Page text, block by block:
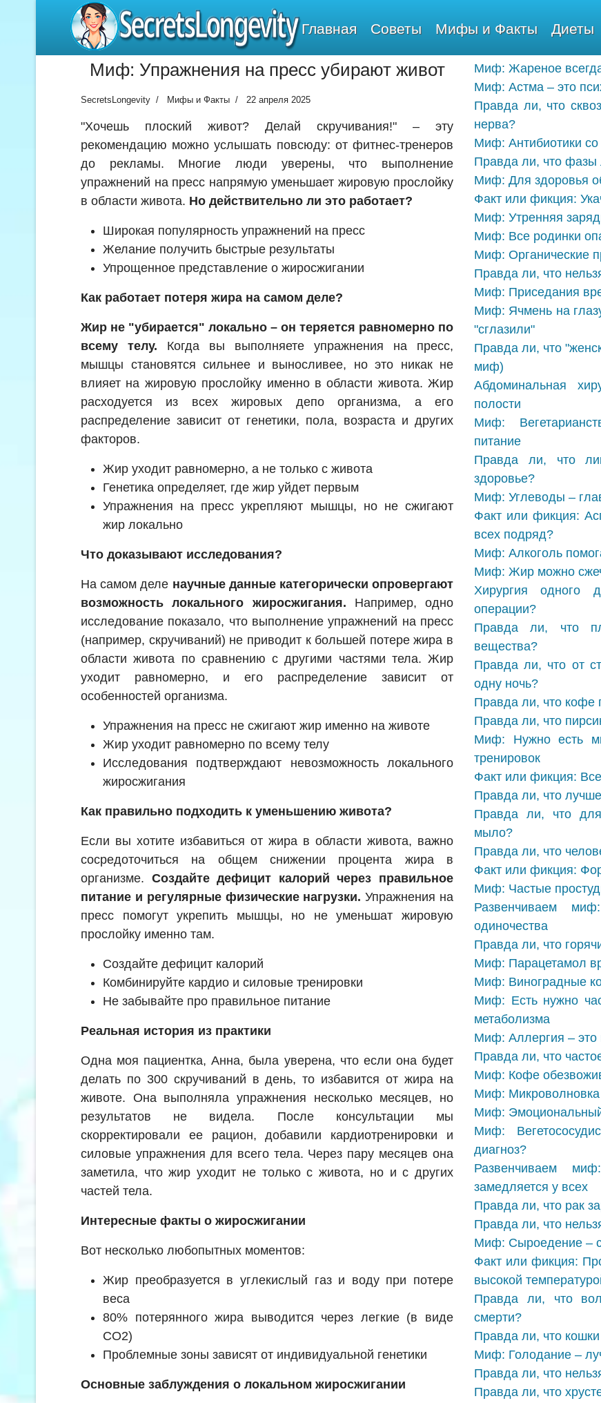
SecretsLongevity Главная Советы Мифы и Факты Диеты
Миф: Упражнения на пресс убирают живот
SecretsLongevity Мифы и Факты 22 апреля 2025
"Хочешь плоский живот? Делай скручивания!" – эту
рекомендацию можно услышать повсюду: от фитнес-тренеров
до рекламы. Многие люди уверены, что выполнение
упражнений на пресс напрямую уменьшает жировую прослойку
в области живота. Но действительно ли это работает?
Широкая популярность упражнений на пресс
Желание получить быстрые результаты
Упрощенное представление о жиросжигании
Как работает потеря жира на самом деле?
Жир не "убирается" локально – он теряется равномерно по
всему телу. Когда вы выполняете упражнения на пресс,
мышцы становятся сильнее и выносливее, но это никак не
влияет на жировую прослойку именно в области живота. Жир
расходуется из всех жировых депо организма, а его
распределение зависит от генетики, пола, возраста и других
факторов.
Жир уходит равномерно, а не только с живота
Генетика определяет, где жир уйдет первым
Упражнения на пресс укрепляют мышцы, но не сжигают
жир локально
Что доказывают исследования?
На самом деле научные данные категорически опровергают
возможность локального жиросжигания. Например, одно
исследование показало, что выполнение упражнений на пресс
(например, скручиваний) не приводит к большей потере жира в
области живота по сравнению с другими частями тела. Жир
уходит равномерно, и его распределение зависит от
особенностей организма.
Упражнения на пресс не сжигают жир именно на животе
Жир уходит равномерно по всему телу
Исследования подтверждают невозможность локального
жиросжигания
Как правильно подходить к уменьшению живота?
Если вы хотите избавиться от жира в области живота, важно
сосредоточиться на общем снижении процента жира в
организме. Создайте дефицит калорий через правильное
питание и регулярные физические нагрузки. Упражнения на
пресс помогут укрепить мышцы, но не уменьшат жировую
прослойку именно там.
Создайте дефицит калорий
Комбинируйте кардио и силовые тренировки
Не забывайте про правильное питание
Реальная история из практики
Одна моя пациентка, Анна, была уверена, что если она будет
делать по 300 скручиваний в день, то избавится от жира на
животе. Она выполняла упражнения несколько месяцев, но
результатов не видела. После консультации мы
скорректировали ее рацион, добавили кардиотренировки и
силовые упражнения для всего тела. Через пару месяцев она
заметила, что жир уходит не только с живота, но и с других
частей тела.
Интересные факты о жиросжигании
Вот несколько любопытных моментов:
Жир преобразуется в углекислый газ и воду при потере
веса
80% потерянного жира выводится через легкие (в виде
CO2)
Проблемные зоны зависят от индивидуальной генетики
Основные заблуждения о локальном жиросжигании
Миф: Жареное
Миф: Астма – это
Правда ли, что
нерва?
Миф: Антибиотики
Правда ли, что
Миф: Для здоровья
Факт или фикция:
Миф: Утренняя
Миф: Все родинки
Миф: Органические
Правда ли, что
Миф: Приседания
Миф: Ячмень на
"сглазили"
Правда ли, что
миф)
Абдоминальная
полости
Миф:
питание
Правда ли, что
здоровье?
Миф: Углеводы –
Факт или фикция:
всех подряд?
Миф: Алкоголь
Миф: Жир можно
Хирургия одного
операции?
Правда ли, что
вещества?
Правда ли, что от
одну ночь?
Правда ли, что кофе
Правда ли, что
Миф: Нужно есть
тренировок
Факт или фикция:
Правда ли, что
Правда ли, что
мыло?
Правда ли, что
Факт или фикция:
Миф: Частые
Развенчиваем
одиночества
Правда ли, что
Миф: Парацетамол
Миф: Виноградные
Миф: Есть нужно
метаболизма
Миф: Аллергия – это
Правда ли, что
Миф: Кофе
Миф: Микроволновка
Миф: Эмоциональный
Миф:
диагноз?
Развенчиваем
замедляется у всех
Правда ли, что рак
Правда ли, что
Миф: Сыроедение –
Факт или фикция:
высокой
Правда ли, что
смерти?
Правда ли, что
Миф: Голодание –
Правда ли, что
Правда ли, что